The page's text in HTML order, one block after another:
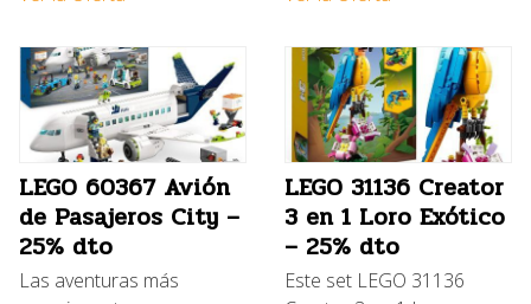
LEGO 60367 Avión
de Pasajeros City –
25% dto
Las aventuras más
LEGO 31136 Creator
3 en 1 Loro Exótico
– 25% dto
Este set LEGO 31136